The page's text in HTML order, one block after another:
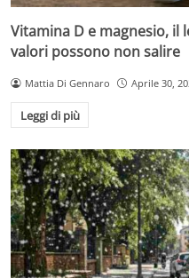
Vitamina D e magnesio, il
valori possono non salire
Mattia Di Gennaro Aprile 30,
Leggi di più